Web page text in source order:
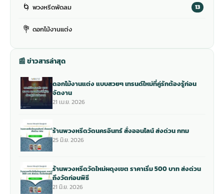
🌀 พวงหรีดพัดลม 13
💐 ดอกไม้งานแต่ง
📰 ข่าวสารล่าสุด
ดอกไม้งานแต่ง แบบสวยๆ เทรนด์ใหม่ที่คู่รักต้องรู้ก่อน
จัดงาน
21 เม.ย. 2026
ร้านพวงหรีดวัดนครอินทร์ สั่งออนไลน์ ส่งด่วน กทม
25 มิ.ย. 2026
ร้านพวงหรีดวัดใหม่ผดุงเขต ราคาเริ่ม 500 บาท ส่งด่วน
ถึงวัดก่อนพิธี
21 มิ.ย. 2026